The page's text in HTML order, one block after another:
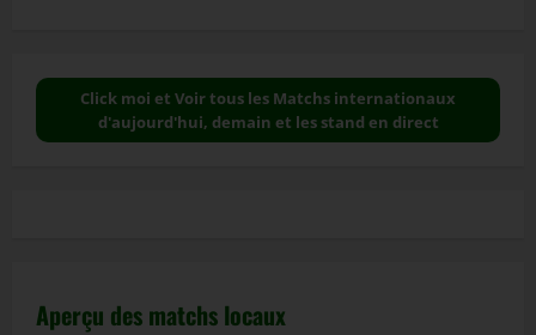
Click moi et Voir tous les Matchs internationaux
d'aujourd'hui, demain et les stand en direct
Aperçu des matchs locaux